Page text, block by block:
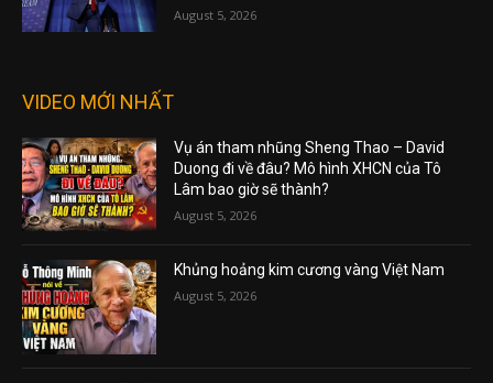
August 5, 2026
VIDEO MỚI NHẤT
Vụ án tham nhũng Sheng Thao – David
Duong đi về đâu? Mô hình XHCN của Tô
Lâm bao giờ sẽ thành?
August 5, 2026
Khủng hoảng kim cương vàng Việt Nam
August 5, 2026